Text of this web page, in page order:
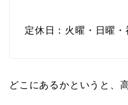
定休日：火曜・日曜・
どこにあるかというと、